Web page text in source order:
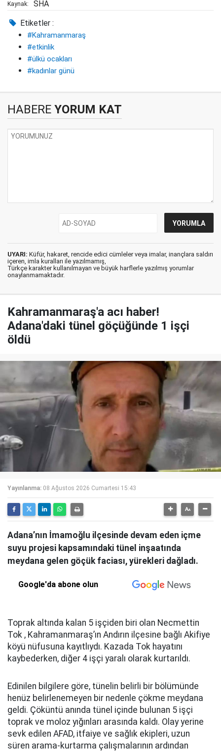
Kaynak: SHA
Etiketler :
#Kahramanmaraş
#etkinlik
#ülkü ocakları
#kadınlar günü
HABERE YORUM KAT
UYARI: Küfür, hakaret, rencide edici cümleler veya imalar, inançlara saldırı
içeren, imla kuralları ile yazılmamış,
Türkçe karakter kullanılmayan ve büyük harflerle yazılmış yorumlar
onaylanmamaktadır.
Kahramanmaraş'a acı haber!
Adana'daki tünel göçüğünde 1 işçi
öldü
Yayınlanma: 08 Ağustos 2026 Cumartesi 15:43
Adana’nın İmamoğlu ilçesinde devam eden içme
suyu projesi kapsamındaki tünel inşaatında
meydana gelen göçük faciası, yürekleri dağladı.
Google'da abone olun
Toprak altında kalan 5 işçiden biri olan Necmettin
Tok , Kahramanmaraş’ın Andırın ilçesine bağlı Akifiye
köyü nüfusuna kayıtlıydı. Kazada Tok hayatını
kaybederken, diğer 4 işçi yaralı olarak kurtarıldı.
Edinilen bilgilere göre, tünelin belirli bir bölümünde
henüz belirlenemeyen bir nedenle çökme meydana
geldi. Çöküntü anında tünel içinde bulunan 5 işçi
toprak ve moloz yığınları arasında kaldı. Olay yerine
sevk edilen AFAD, itfaiye ve sağlık ekipleri, uzun
süren arama-kurtarma çalışmalarının ardından